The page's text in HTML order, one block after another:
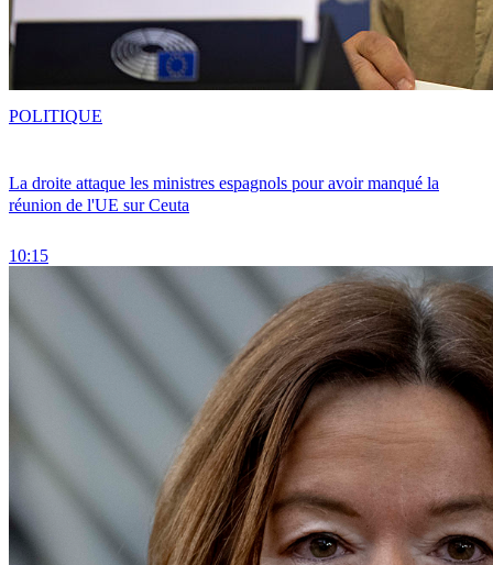
La droite attaque les ministres espagnols pour avoir manqué la
réunion de l'UE sur Ceuta
10:15
POLITIQUE